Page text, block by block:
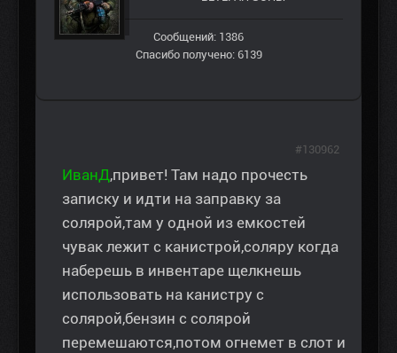
Сообщений: 1386
Спасибо получено: 6139
ИванД,привет! Там надо прочесть
записку и идти на заправку за
солярой,там у одной из емкостей
чувак лежит с канистрой,соляру когда
наберешь в инвентаре щелкнешь
использовать на канистру с
солярой,бензин с солярой
перемешаются,потом огнемет в слот и
#130962